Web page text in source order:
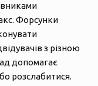
Форсунки
з різною
допомагає
розслабитися.